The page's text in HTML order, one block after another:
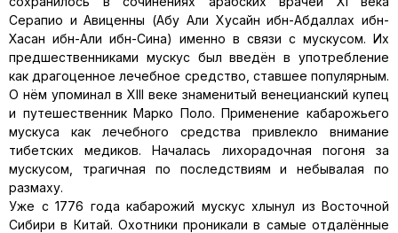
Серапио и Авиценны (Абу Али Хусайн ибн-Абдаллах ибн-
Хасан ибн-Али ибн-Сина) именно в связи с мускусом. Их
предшественниками мускус был введён в употребление
как драгоценное лечебное средство, ставшее популярным.
О нём упоминал в XIII веке знаменитый венецианский купец
и путешественник Марко Поло. Применение кабарожьего
мускуса как лечебного средства привлекло внимание
тибетских медиков. Началась лихорадочная погоня за
мускусом, трагичная по последствиям и небывалая по
размаху.
Уже с 1776 года кабарожий мускус хлынул из Восточной
Сибири в Китай. Охотники проникали в самые отдалённые